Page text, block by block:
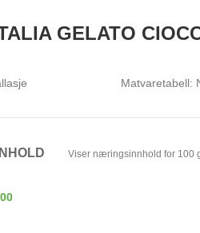
GELATO
Matvaretabell:
Viser næringsinnhold for 100